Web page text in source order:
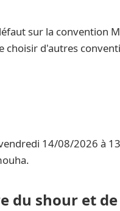
sur la convention
choisir d'autres
14/08/2026 à
du shour et